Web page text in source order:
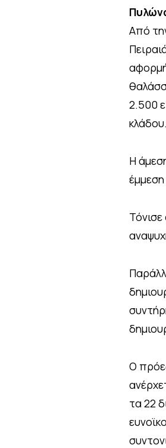
Από
2.500
κλάδου.
Η
Ο
τα 22